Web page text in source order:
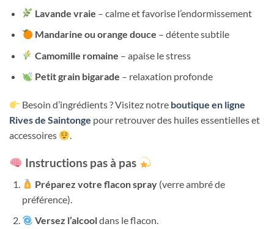
Lavande vraie – calme et favorise l’endormissement
Mandarine ou orange douce – détente subtile
Camomille romaine – apaise le stress
Petit grain bigarade – relaxation profonde
Besoin d’ingrédients ? Visitez notre boutique en ligne
Rives de Saintonge pour retrouver des huiles essentielles et
accessoires
.
Instructions pas à pas
Préparez votre flacon spray (verre ambré de
préférence).
Versez l’alcooldans le flacon.